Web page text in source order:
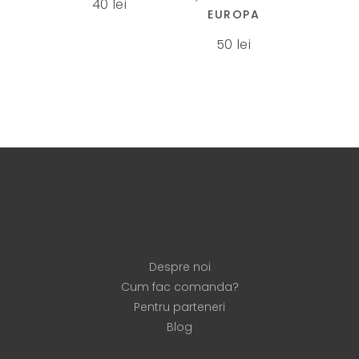
40 lei
pot
produsului.
EUROPA
50 lei
Despre noi
Cum fac comanda?
Pentru parteneri
Blog